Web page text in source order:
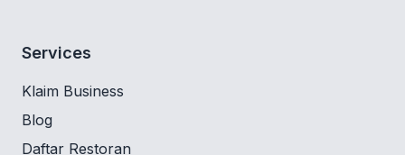
Services
Klaim Business
Blog
Daftar Restoran